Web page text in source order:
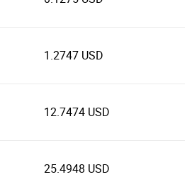
1.2747 USD
12.7474 USD
25.4948 USD